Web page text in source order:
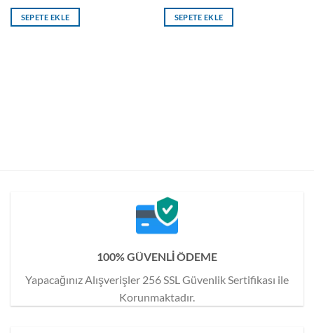
SEPETE EKLE SEPETE EKLE
100% GÜVENLİ ÖDEME
Yapacağınız Alışverişler 256 SSL Güvenlik Sertifikası ile
Korunmaktadır.